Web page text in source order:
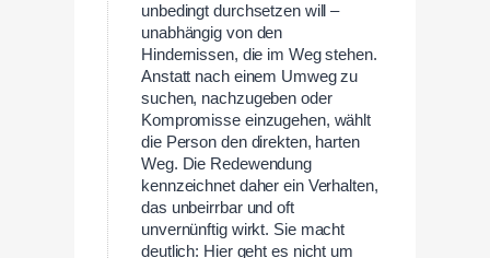
unbedingt durchsetzen will –
unabhängig von den
Hindernissen, die im Weg stehen.
Anstatt nach einem Umweg zu
suchen, nachzugeben oder
Kompromisse einzugehen, wählt
die Person den direkten, harten
Weg. Die Redewendung
kennzeichnet daher ein Verhalten,
das unbeirrbar und oft
unvernünftig wirkt. Sie macht
deutlich: Hier geht es nicht um